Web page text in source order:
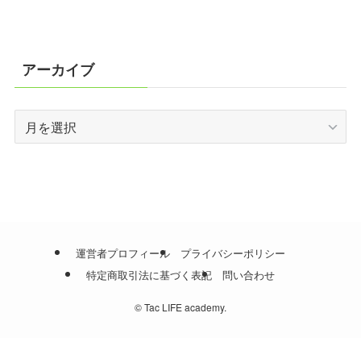
アーカイブ
ー
運営者プロフィール
プライバシーポリシー
特定商取引法に基づく表記
問い合わせ
©Tac LIFE academy.